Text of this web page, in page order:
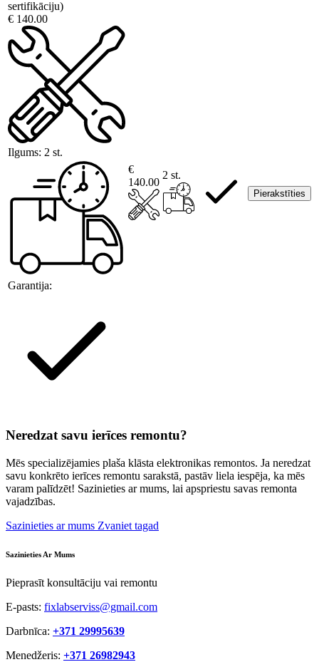
sertifikāciju)
€ 140.00
Ilgums: 2 st.
Garantija:
€
140.00
2 st.
Pierakstīties
Neredzat savu ierīces remontu?
Mēs specializējamies plaša klāsta elektronikas remontos. Ja neredzat
savu konkrēto ierīces remontu sarakstā, pastāv liela iespēja, ka mēs
varam palīdzēt! Sazinieties ar mums, lai apspriestu savas remonta
vajadzības.
Sazinieties ar mums Zvaniet tagad
Sazinieties Ar Mums
Pieprasīt konsultāciju vai remontu
E-pasts: fixlabserviss@gmail.com
Darbnīca: +371 29995639
Menedžeris: +371 26982943